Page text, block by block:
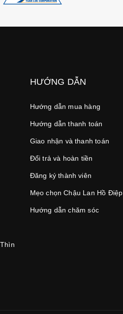
HƯỚNG DẪN
Hướng dẫn mua hàng
Hướng dẫn thanh toán
Giao nhận và thanh toán
Đổi trả và hoàn tiền
Đăng ký thành viên
Mẹo chọn Chậu Lan Hồ Điệp
Hướng dẫn chăm sóc